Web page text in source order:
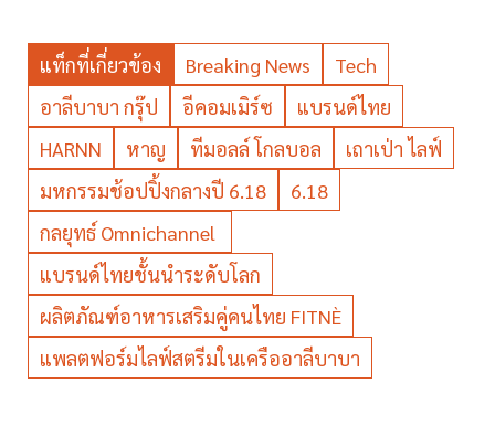
แท็กที่เกี่ยวข้อง Breaking News
Tech
อาลีบาบา กรุ๊ป
อีคอมเมิร์ซ
แบรนด์ไทย
HARNN
หาญ ทีมอลล์ โกลบอล
เถาเป่า ไลฟ์
มหกรรมช้อปปิ้งกลางปี 6.18
6.18
กลยุทธ์ Omnichannel
แบรนด์ไทยชั้นนำระดับโลก
ผลิตภัณฑ์อาหารเสริมคู่คนไทย FITNÈ
แพลตฟอร์มไลฟ์สตรีมในเครืออาลีบาบา